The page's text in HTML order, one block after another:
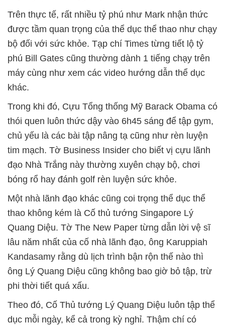
Trên thực tế, rất nhiều tỷ phú như Mark nhận thức
được tầm quan trọng của thể dục thể thao như chạy
bộ đối với sức khỏe. Tạp chí Times từng tiết lộ tỷ
phú Bill Gates cũng thường dành 1 tiếng chạy trên
máy cùng như xem các video hướng dẫn thể dục
khác.
Trong khi đó, Cựu Tổng thống Mỹ Barack Obama có
thói quen luôn thức dậy vào 6h45 sáng để tập gym,
chủ yếu là các bài tập nâng tạ cũng như rèn luyện
tim mạch. Tờ Business Insider cho biết vị cựu lãnh
đạo Nhà Trắng này thường xuyên chạy bộ, chơi
bóng rổ hay đánh golf rèn luyện sức khỏe.
Một nhà lãnh đạo khác cũng coi trọng thể dục thể
thao không kém là Cố thủ tướng Singapore Lý
Quang Diệu. Tờ The New Paper từng dẫn lời vệ sĩ
lâu năm nhất của cố nhà lãnh đạo, ông Karuppiah
Kandasamy rằng dù lịch trình bận rộn thế nào thì
ông Lý Quang Diệu cũng không bao giờ bỏ tập, trừ
phi thời tiết quá xấu.
Theo đó, Cố Thủ tướng Lý Quang Diệu luôn tập thể
dục mỗi ngày, kể cả trong kỳ nghỉ. Thậm chí có